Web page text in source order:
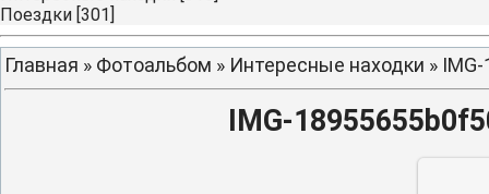
Поездки [301]
Главная » Фотоальбом » Интересные находки »
IMG-